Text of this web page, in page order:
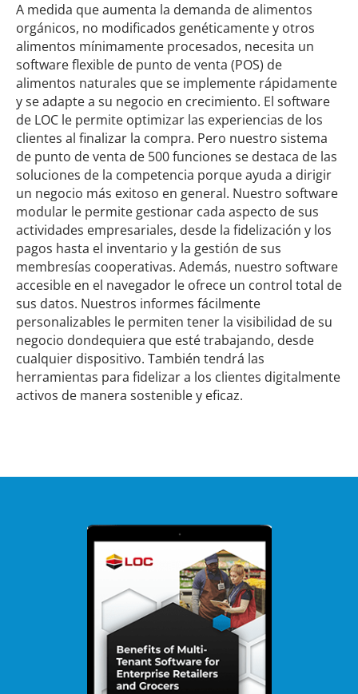
A medida que aumenta la demanda de alimentos
orgánicos, no modificados genéticamente y otros
alimentos mínimamente procesados, necesita un
software flexible de punto de venta (POS) de
alimentos naturales que se implemente rápidamente
y se adapte a su negocio en crecimiento. El software
de LOC le permite optimizar las experiencias de los
clientes al finalizar la compra. Pero nuestro sistema
de punto de venta de 500 funciones se destaca de las
soluciones de la competencia porque ayuda a dirigir
un negocio más exitoso en general. Nuestro software
modular le permite gestionar cada aspecto de sus
actividades empresariales, desde la fidelización y los
pagos hasta el inventario y la gestión de sus
membresías cooperativas. Además, nuestro software
accesible en el navegador le ofrece un control total de
sus datos. Nuestros informes fácilmente
personalizables le permiten tener la visibilidad de su
negocio dondequiera que esté trabajando, desde
cualquier dispositivo. También tendrá las
herramientas para fidelizar a los clientes digitalmente
activos de manera sostenible y eficaz.